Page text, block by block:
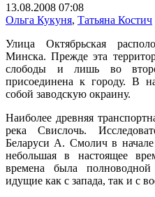
13.08.2008 07:08
Ольга Кукуня, Татьяна Костич
Улица Октябрьская
Минска. Прежде эта
слободы и лишь во
присоединена к городу. В
собой заводскую окраину.
Наиболее древняя
река Свислочь.
Беларуси А. Смолич в
небольшая в настоящее
времена была
идущие как с запада, так и с